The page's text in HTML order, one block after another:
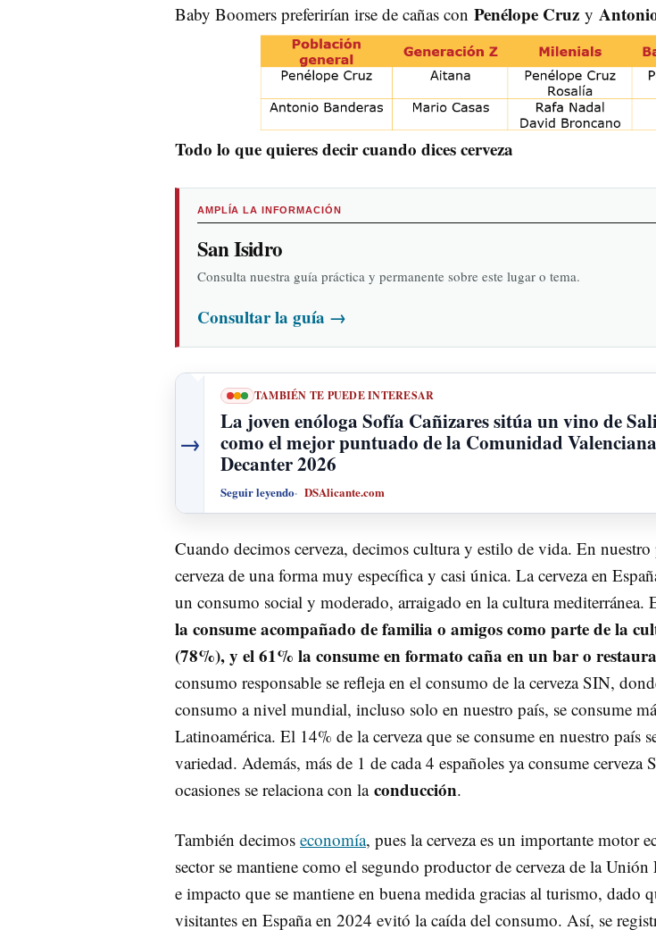
Baby Boomers preferirían irse de cañas con Penélope Cruz y
Todo lo que quieres decir cuando dices cerveza
AMPLÍA LA INFORMACIÓN
San Isidro
Consulta nuestra guía práctica y permanente sobre este lugar o tema.
Consultar la guía →
→
TAMBIÉN TE PUEDE INTERESAR
La joven enóloga Sofía Cañizares sitúa un vino de
como el mejor puntuado de la Comunidad
Decanter 2026
Seguir leyendo DSAlicante.com
Cuando decimos cerveza, decimos cultura y estilo de vida. En
cerveza de una forma muy específica y casi única. La cerveza en
un consumo social y moderado, arraigado en la cultura mediterránea.
la consume acompañado de familia o amigos como parte de la
(78%), y el 61% la consume en formato caña en un bar o
consumo responsable se refleja en el consumo de la cerveza SIN,
consumo a nivel mundial, incluso solo en nuestro país, se consume
Latinoamérica. El 14% de la cerveza que se consume en nuestro país
variedad. Además, más de 1 de cada 4 españoles ya consume
ocasiones se relaciona con la conducción.
También decimos economía, pues la cerveza es un importante motor
sector se mantiene como el segundo productor de cerveza de la
e impacto que se mantiene en buena medida gracias al turismo, dado
visitantes en España en 2024 evitó la caída del consumo. Así, se